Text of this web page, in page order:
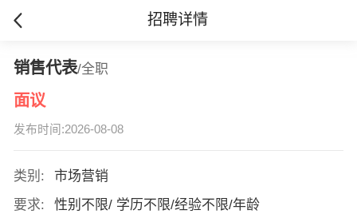
招聘详情
销售代表/全职
面议
发布时间:2026-08-08
类别:
市场营销
要求:
性别不限/ 学历不限/经验不限/年龄